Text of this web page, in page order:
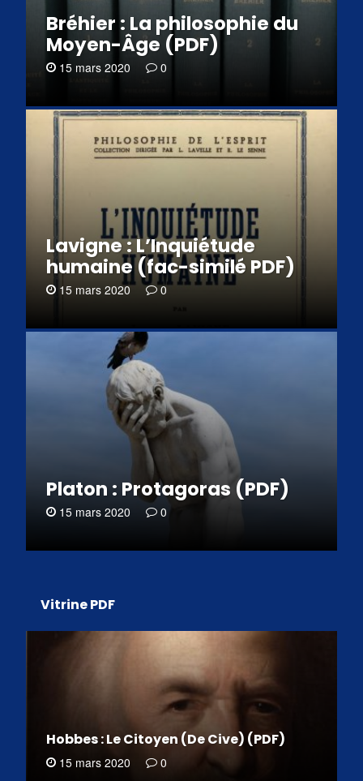
Bréhier : La philosophie du
Moyen-Âge (PDF)
15 mars 2020 0
Lavigne : L’Inquiétude
humaine (fac-similé PDF)
15 mars 2020 0
Platon : Protagoras (PDF)
15 mars 2020 0
Vitrine PDF
Hobbes : Le Citoyen (De Cive) (PDF)
15 mars 2020 0